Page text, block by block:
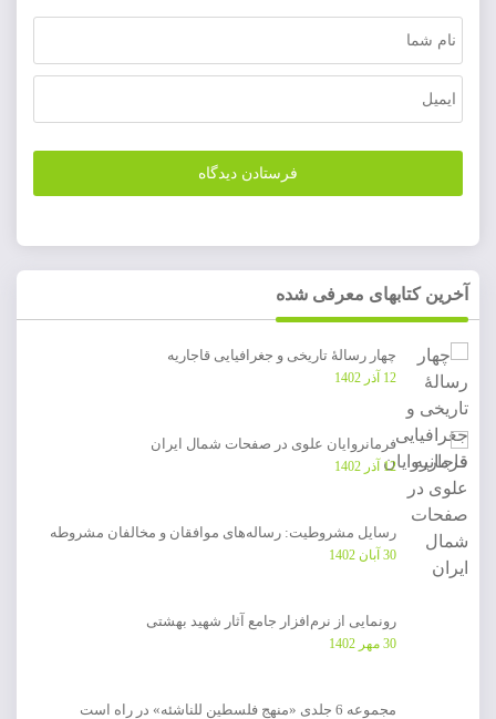
آخرین کتابهای معرفی شده
چهار رسالۀ تاریخی و جغرافیایی قاجاریه
12 آذر 1402
فرمانروایان علوی در صفحات شمال ایران
12 آذر 1402
رسایل مشروطیت: رساله‌های موافقان و مخالفان مشروطه
30 آبان 1402
رونمایی از نرم‌افزار جامع آثار شهید بهشتی
30 مهر 1402
مجموعه 6 جلدی «منهج فلسطین للناشئه» در راه است